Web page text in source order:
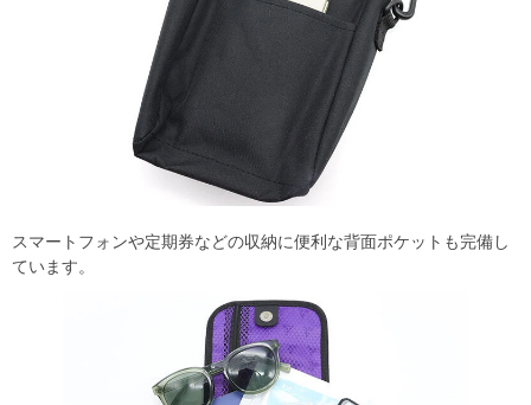
スマートフォンや定期券などの収納に便利な背面ポケットも完備し
ています。